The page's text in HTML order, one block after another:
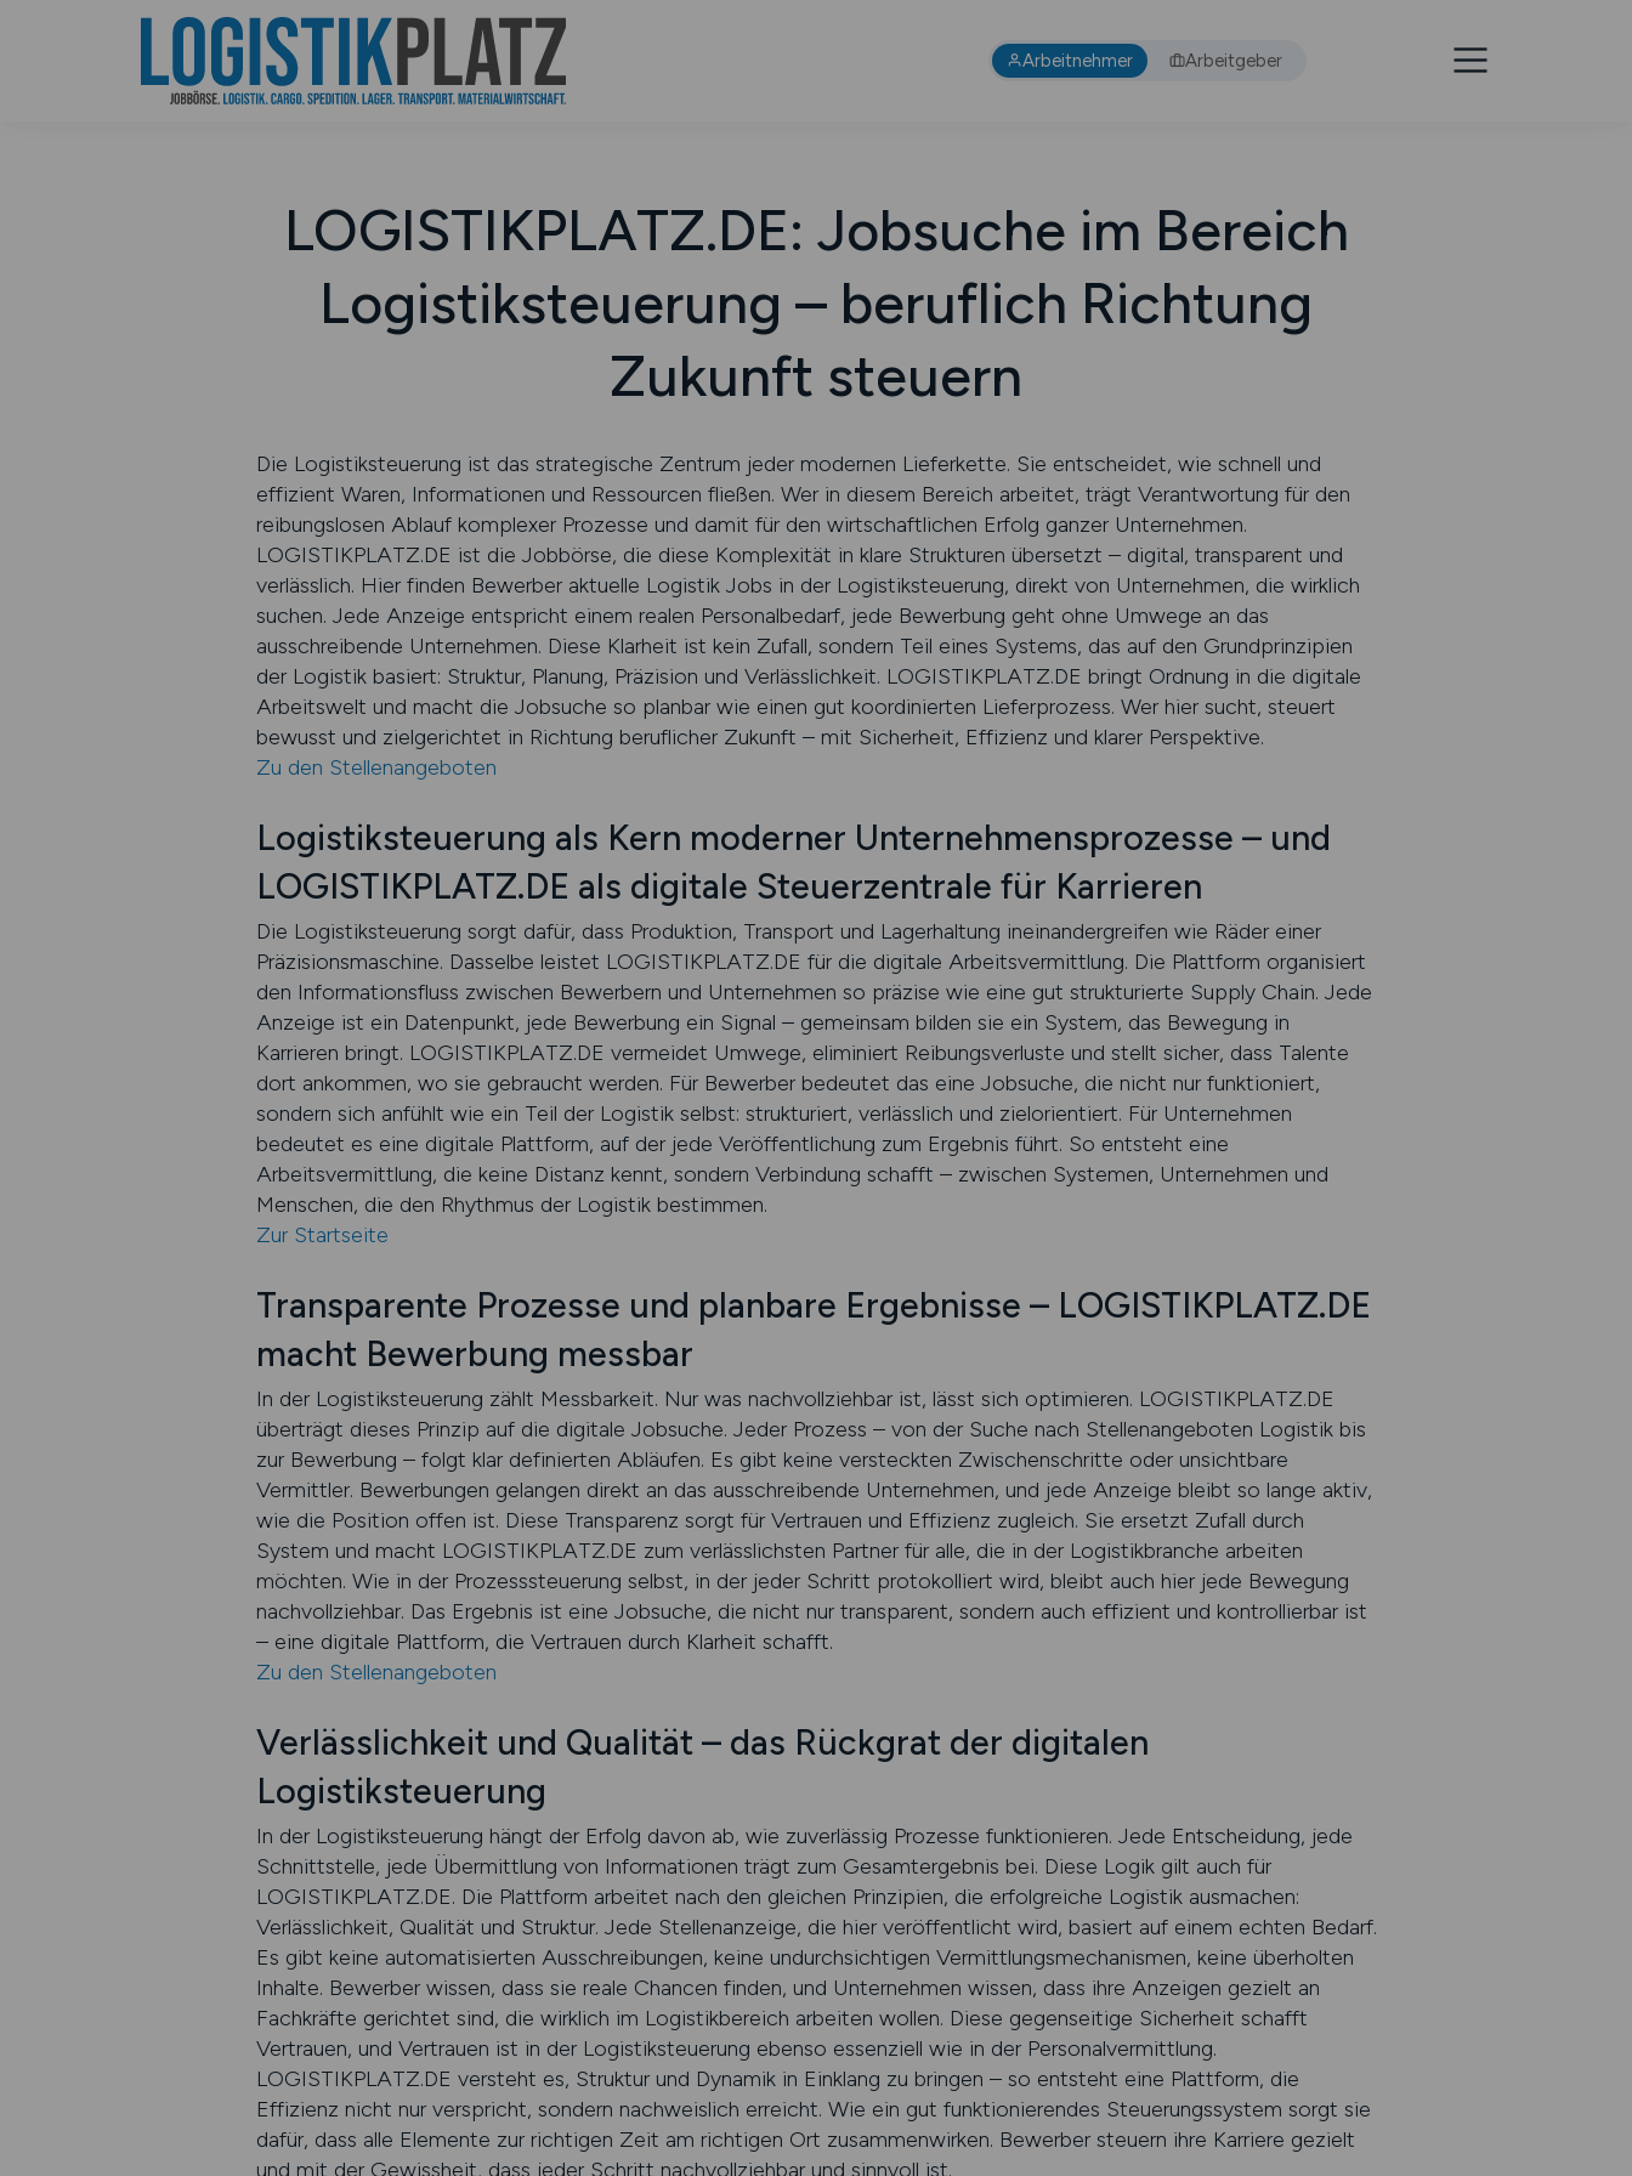
Arbeitnehmer Arbeitgeber
LOGISTIKPLATZ.DE: Jobsuche im Bereich
Logistiksteuerung – beruflich Richtung
Zukunft steuern
Die Logistiksteuerung ist das strategische Zentrum jeder modernen Lieferkette. Sie entscheidet, wie schnell und
effizient Waren, Informationen und Ressourcen fließen. Wer in diesem Bereich arbeitet, trägt Verantwortung für den
reibungslosen Ablauf komplexer Prozesse und damit für den wirtschaftlichen Erfolg ganzer Unternehmen.
LOGISTIKPLATZ.DE ist die Jobbörse, die diese Komplexität in klare Strukturen übersetzt – digital, transparent und
verlässlich. Hier finden Bewerber aktuelle Logistik Jobs in der Logistiksteuerung, direkt von Unternehmen, die wirklich
suchen. Jede Anzeige entspricht einem realen Personalbedarf, jede Bewerbung geht ohne Umwege an das
ausschreibende Unternehmen. Diese Klarheit ist kein Zufall, sondern Teil eines Systems, das auf den Grundprinzipien
der Logistik basiert: Struktur, Planung, Präzision und Verlässlichkeit. LOGISTIKPLATZ.DE bringt Ordnung in die digitale
Arbeitswelt und macht die Jobsuche so planbar wie einen gut koordinierten Lieferprozess. Wer hier sucht, steuert
bewusst und zielgerichtet in Richtung beruflicher Zukunft – mit Sicherheit, Effizienz und klarer Perspektive.
Zu den Stellenangeboten
Logistiksteuerung als Kern moderner Unternehmensprozesse – und
LOGISTIKPLATZ.DE als digitale Steuerzentrale für Karrieren
Die Logistiksteuerung sorgt dafür, dass Produktion, Transport und Lagerhaltung ineinandergreifen wie Räder einer
Präzisionsmaschine. Dasselbe leistet LOGISTIKPLATZ.DE für die digitale Arbeitsvermittlung. Die Plattform organisiert
den Informationsfluss zwischen Bewerbern und Unternehmen so präzise wie eine gut strukturierte Supply Chain. Jede
Anzeige ist ein Datenpunkt, jede Bewerbung ein Signal – gemeinsam bilden sie ein System, das Bewegung in
Karrieren bringt. LOGISTIKPLATZ.DE vermeidet Umwege, eliminiert Reibungsverluste und stellt sicher, dass Talente
dort ankommen, wo sie gebraucht werden. Für Bewerber bedeutet das eine Jobsuche, die nicht nur funktioniert,
sondern sich anfühlt wie ein Teil der Logistik selbst: strukturiert, verlässlich und zielorientiert. Für Unternehmen
bedeutet es eine digitale Plattform, auf der jede Veröffentlichung zum Ergebnis führt. So entsteht eine
Arbeitsvermittlung, die keine Distanz kennt, sondern Verbindung schafft – zwischen Systemen, Unternehmen und
Menschen, die den Rhythmus der Logistik bestimmen.
Zur Startseite
Transparente Prozesse und planbare Ergebnisse – LOGISTIKPLATZ.DE
macht Bewerbung messbar
In der Logistiksteuerung zählt Messbarkeit. Nur was nachvollziehbar ist, lässt sich optimieren. LOGISTIKPLATZ.DE
überträgt dieses Prinzip auf die digitale Jobsuche. Jeder Prozess – von der Suche nach Stellenangeboten Logistik bis
zur Bewerbung – folgt klar definierten Abläufen. Es gibt keine versteckten Zwischenschritte oder unsichtbare
Vermittler. Bewerbungen gelangen direkt an das ausschreibende Unternehmen, und jede Anzeige bleibt so lange aktiv,
wie die Position offen ist. Diese Transparenz sorgt für Vertrauen und Effizienz zugleich. Sie ersetzt Zufall durch
System und macht LOGISTIKPLATZ.DE zum verlässlichsten Partner für alle, die in der Logistikbranche arbeiten
möchten. Wie in der Prozesssteuerung selbst, in der jeder Schritt protokolliert wird, bleibt auch hier jede Bewegung
nachvollziehbar. Das Ergebnis ist eine Jobsuche, die nicht nur transparent, sondern auch effizient und kontrollierbar ist
– eine digitale Plattform, die Vertrauen durch Klarheit schafft.
Zu den Stellenangeboten
Verlässlichkeit und Qualität – das Rückgrat der digitalen
Logistiksteuerung
In der Logistiksteuerung hängt der Erfolg davon ab, wie zuverlässig Prozesse funktionieren. Jede Entscheidung, jede
Schnittstelle, jede Übermittlung von Informationen trägt zum Gesamtergebnis bei. Diese Logik gilt auch für
LOGISTIKPLATZ.DE. Die Plattform arbeitet nach den gleichen Prinzipien, die erfolgreiche Logistik ausmachen:
Verlässlichkeit, Qualität und Struktur. Jede Stellenanzeige, die hier veröffentlicht wird, basiert auf einem echten Bedarf.
Es gibt keine automatisierten Ausschreibungen, keine undurchsichtigen Vermittlungsmechanismen, keine überholten
Inhalte. Bewerber wissen, dass sie reale Chancen finden, und Unternehmen wissen, dass ihre Anzeigen gezielt an
Fachkräfte gerichtet sind, die wirklich im Logistikbereich arbeiten wollen. Diese gegenseitige Sicherheit schafft
Vertrauen, und Vertrauen ist in der Logistiksteuerung ebenso essenziell wie in der Personalvermittlung.
LOGISTIKPLATZ.DE versteht es, Struktur und Dynamik in Einklang zu bringen – so entsteht eine Plattform, die
Effizienz nicht nur verspricht, sondern nachweislich erreicht. Wie ein gut funktionierendes Steuerungssystem sorgt sie
dafür, dass alle Elemente zur richtigen Zeit am richtigen Ort zusammenwirken. Bewerber steuern ihre Karriere gezielt
und mit der Gewissheit, dass jeder Schritt nachvollziehbar und sinnvoll ist.